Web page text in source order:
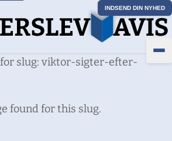
INDSEND DIN NYHED
for slug: viktor-sigter-efter-
found for this slug.